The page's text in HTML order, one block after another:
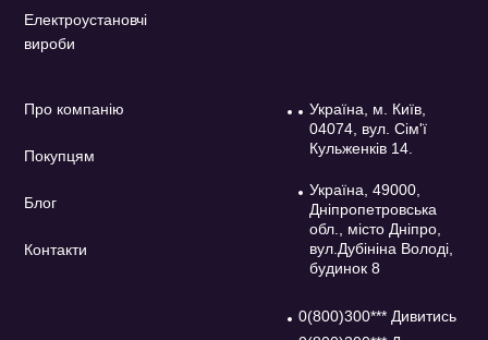
Електроустановчі
вироби
Про компанію
Покупцям
Блог
Контакти
Україна, м. Київ,
04074, вул. Сім'ї
Кульженків 14.
Україна, 49000,
Дніпропетровська
обл., місто Дніпро,
вул.Дубініна Володі,
будинок 8
0(800)300*** Дивитись